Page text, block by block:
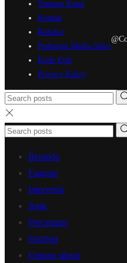
Tentang Kami
Kontak
Redaksi
Pedoman Media Siber
Kode Etik
Privacy Policy
Beranda
Fangare
Intervensi
Jejak
Percaturan
Sportsta
Umpan silang